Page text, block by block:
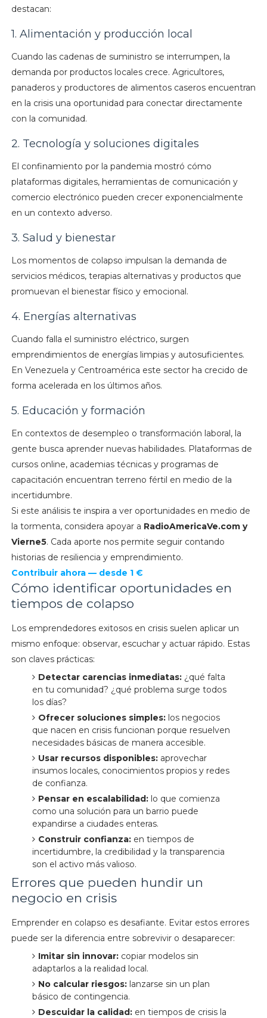
destacan:
1. Alimentación y producción local
Cuando las cadenas de suministro se interrumpen, la
demanda por productos locales crece. Agricultores,
panaderos y productores de alimentos caseros encuentran
en la crisis una oportunidad para conectar directamente
con la comunidad.
2. Tecnología y soluciones digitales
El confinamiento por la pandemia mostró cómo
plataformas digitales, herramientas de comunicación y
comercio electrónico pueden crecer exponencialmente
en un contexto adverso.
3. Salud y bienestar
Los momentos de colapso impulsan la demanda de
servicios médicos, terapias alternativas y productos que
promuevan el bienestar físico y emocional.
4. Energías alternativas
Cuando falla el suministro eléctrico, surgen
emprendimientos de energías limpias y autosuficientes.
En Venezuela y Centroamérica este sector ha crecido de
forma acelerada en los últimos años.
5. Educación y formación
En contextos de desempleo o transformación laboral, la
gente busca aprender nuevas habilidades. Plataformas de
cursos online, academias técnicas y programas de
capacitación encuentran terreno fértil en medio de la
incertidumbre.
Si este análisis te inspira a ver oportunidades en medio de
la tormenta, considera apoyar a RadioAmericaVe.com y
Vierne5. Cada aporte nos permite seguir contando
historias de resiliencia y emprendimiento.
Contribuir ahora — desde 1 €
Cómo identificar oportunidades en
tiempos de colapso
Los emprendedores exitosos en crisis suelen aplicar un
mismo enfoque: observar, escuchar y actuar rápido. Estas
son claves prácticas:
Detectar carencias inmediatas:¿qué falta
en tu comunidad? ¿qué problema surge todos
los días?
Ofrecer soluciones simples:los negocios
que nacen en crisis funcionan porque resuelven
necesidades básicas de manera accesible.
Usar recursos disponibles:aprovechar
insumos locales, conocimientos propios y redes
de confianza.
Pensar en escalabilidad:lo que comienza
como una solución para un barrio puede
expandirse a ciudades enteras.
Construir confianza:en tiempos de
incertidumbre, la credibilidad y la transparencia
son el activo más valioso.
Errores que pueden hundir un
negocio en crisis
Emprender en colapso es desafiante. Evitar estos errores
puede ser la diferencia entre sobrevivir o desaparecer:
Imitar sin innovar:copiar modelos sin
adaptarlos a la realidad local.
No calcular riesgos:lanzarse sin un plan
básico de contingencia.
Descuidar la calidad:en tiempos de crisis la